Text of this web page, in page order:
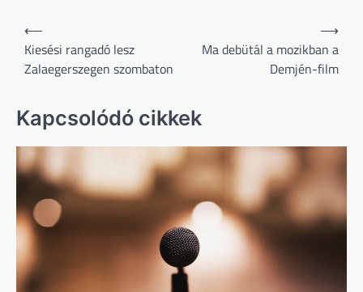
Bejegyzés
navigáció
⟵
Kiesési rangadó lesz
Zalaegerszegen szombaton
Ma debütál a mozikban a
Demjén-film
⟶
Kapcsolódó cikkek